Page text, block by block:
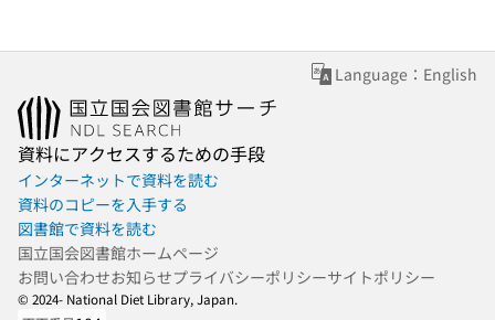
Language：English
資料にアクセスするための手段
インターネットで資料を読む
資料のコピーを入手する
図書館で資料を読む
国立国会図書館ホームページ
お問い合わせお知らせプライバシーポリシーサイトポリシー
© 2024- National Diet Library, Japan.